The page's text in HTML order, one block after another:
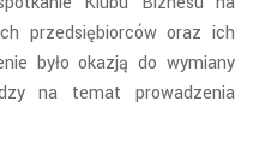
przedsiębiorców oraz ich
było okazją do wymiany
na temat prowadzenia